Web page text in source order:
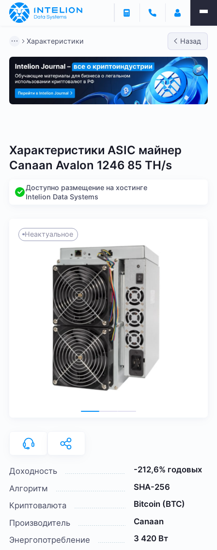
Характеристики Назад
Характеристики ASIC майнер
Canaan Avalon 1246 85 TH/s
Доступно размещение на хостинге
Intelion Data Systems
Неактуальное
Доходность
-212,6% годовых
Алгоритм
SHA-256
Криптовалюта
Bitcoin (BTC)
Производитель
Canaan
Энергопотребление
3 420 Вт